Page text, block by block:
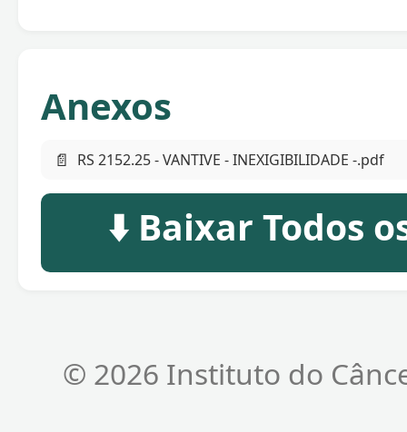
Anexos
📄 RS 2152.25 - VANTIVE - INEXIGIBILIDADE -.pdf
⬇️ Baixar Todos
© 2026 Instituto do